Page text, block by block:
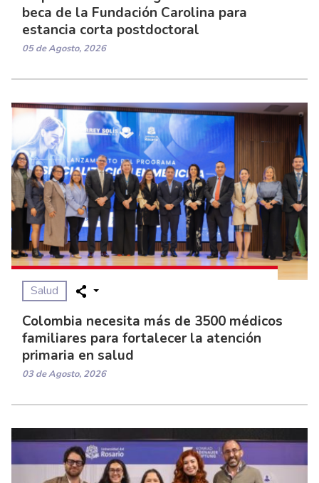
beca de la Fundación Carolina para
estancia corta postdoctoral
05 de Agosto, 2026
Salud
Colombia necesita más de 3500 médicos
familiares para fortalecer la atención
primaria en salud
03 de Agosto, 2026